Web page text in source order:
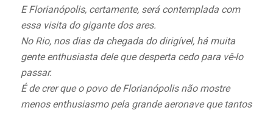
E Florianópolis, certamente, será contemplada com
essa visita do gigante dos ares.
No Rio, nos dias da chegada do dirigível, há muita
gente enthusiasta dele que desperta cedo para vê-lo
passar.
É de crer que o povo de Florianópolis não mostre
menos enthusiasmo pela grande aeronave que tantos